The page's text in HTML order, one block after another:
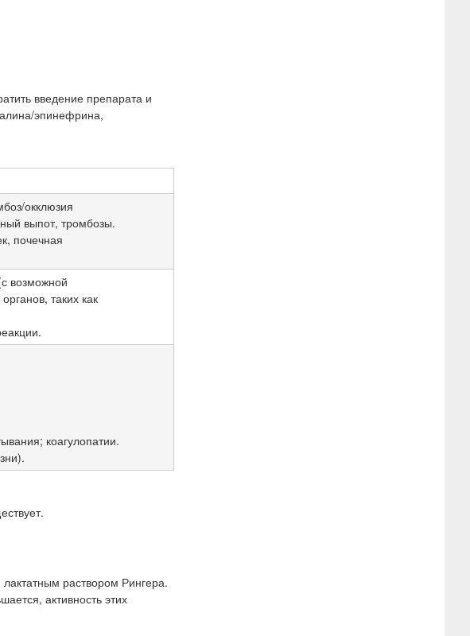
введение препарата и
эпинефрина,
окклюзия
выпот, тромбозы.
почечная
возможной
таких как
коагулопатии.
раствором Рингера.
активность этих